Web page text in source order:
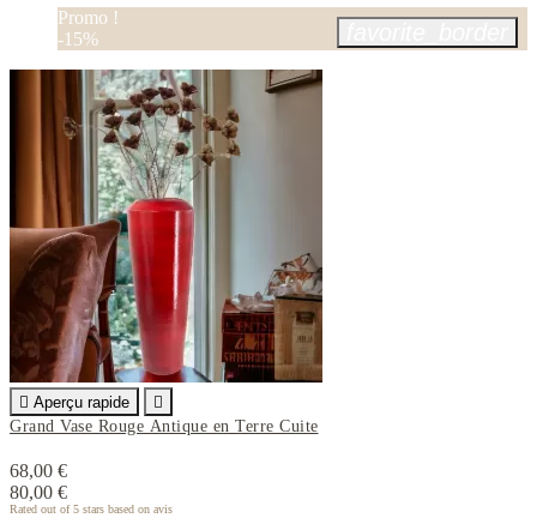
Promo !
-15%
 Aperçu rapide

Grand Vase Rouge Antique en Terre Cuite
68,00 €
80,00 €
Rated out of 5 stars based on avis